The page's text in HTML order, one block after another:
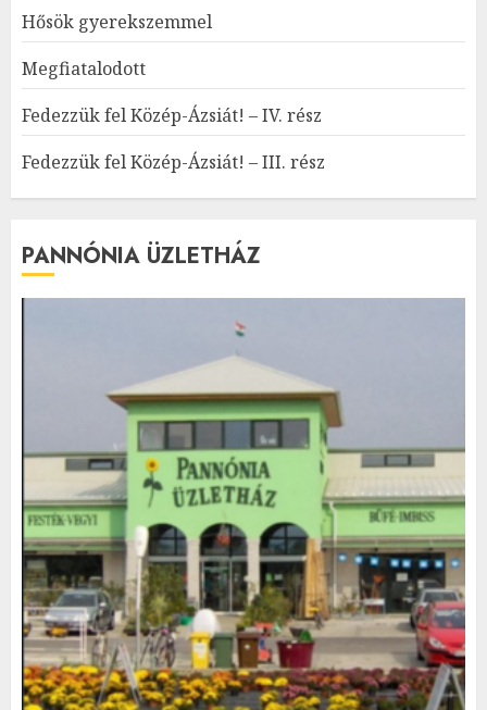
Hősök gyerekszemmel
Megfiatalodott
Fedezzük fel Közép-Ázsiát! – IV. rész
Fedezzük fel Közép-Ázsiát! – III. rész
PANNÓNIA ÜZLETHÁZ